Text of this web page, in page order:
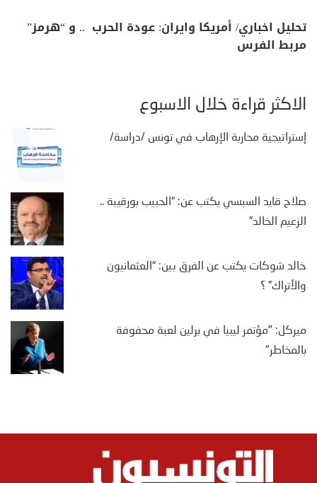
تحليل اخباري/ أمريكا وايران: عودة الحرب .. و “هرمز”
مربط الفرس
الأكثر قراءة خلال الأسبوع
إستراتيجية محاربة الإرهاب في تونس /دراسة/
صلاح قايد السبسي يكتب عن: “الحبيب بورقيبة ..
الزعيم الخالد”
خالد شوكات يكتب عن الفرق بين: “العثمانيون
والأتراك” ؟
ميركل: "مؤتمر ليبيا في برلين لعبة محفوفة
بالمخاطر"